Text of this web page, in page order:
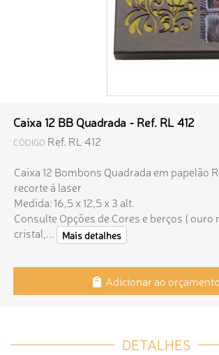
Caixa 12 BB Quadrada - Ref. RL 412
CÓDIGO Ref. RL 412
Caixa 12 Bombons Quadrada em papelão
recorte á laser
Medida: 16,5 x 12,5 x 3 alt.
Consulte Opções de Cores e berços ( ouro
cristal,...
Mais detalhes
Adicionar ao orçamento
DETALHES